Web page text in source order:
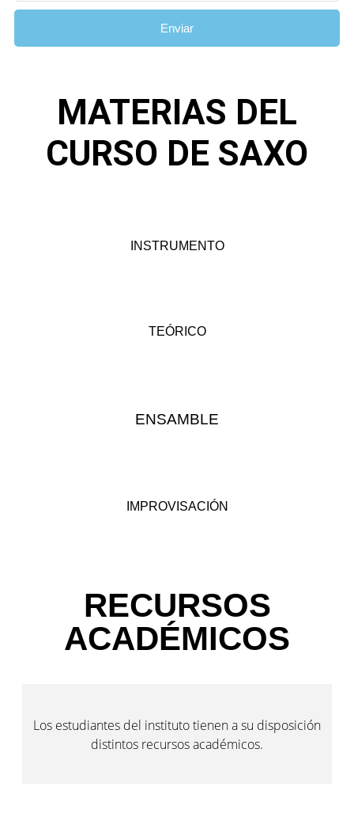
Enviar
MATERIAS DEL
CURSO DE SAXO
INSTRUMENTO
TEÓRICO
ENSAMBLE
IMPROVISACIÓN
RECURSOS
ACADÉMICOS
Los estudiantes del instituto tienen a su disposición
distintos recursos académicos.